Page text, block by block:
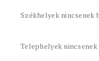
Székhelyek nincsenek
Telephelyek